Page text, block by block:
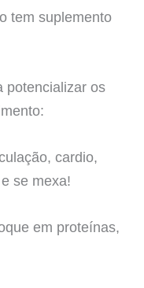
tem suplemento
potencializar os
cardio,
se mexa!
em proteínas,